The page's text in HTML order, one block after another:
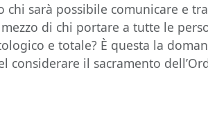
chi sarà possibile comunicare e
di chi portare a tutte le
e totale? È questa la
considerare il sacramento